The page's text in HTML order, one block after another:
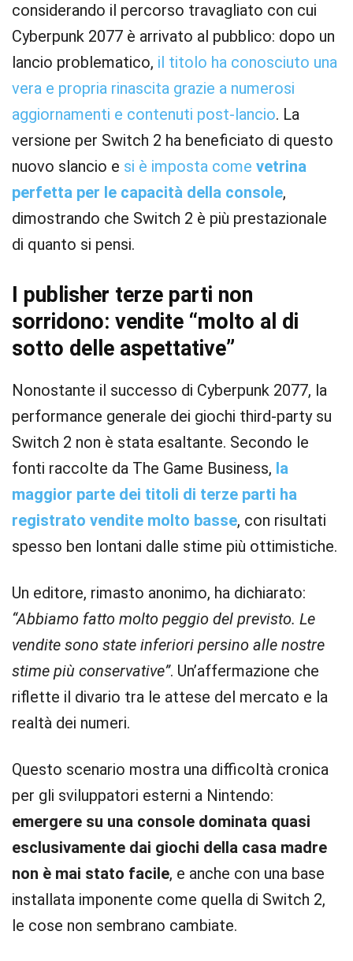
considerando il percorso travagliato con cui
Cyberpunk 2077 è arrivato al pubblico: dopo un
lancio problematico, il titolo ha conosciuto una
vera e propria rinascita grazie a numerosi
aggiornamenti e contenuti post-lancio. La
versione per Switch 2 ha beneficiato di questo
nuovo slancio e si è imposta come vetrina
perfetta per le capacità della console,
dimostrando che Switch 2 è più prestazionale
di quanto si pensi.
I publisher terze parti non
sorridono: vendite “molto al di
sotto delle aspettative”
Nonostante il successo di Cyberpunk 2077, la
performance generale dei giochi third-party su
Switch 2 non è stata esaltante. Secondo le
fonti raccolte da The Game Business, la
maggior parte dei titoli di terze parti ha
registrato vendite molto basse, con risultati
spesso ben lontani dalle stime più ottimistiche.
Un editore, rimasto anonimo, ha dichiarato:
“Abbiamo fatto molto peggio del previsto. Le
vendite sono state inferiori persino alle nostre
stime più conservative”. Un’affermazione che
riflette il divario tra le attese del mercato e la
realtà dei numeri.
Questo scenario mostra una difficoltà cronica
per gli sviluppatori esterni a Nintendo:
emergere su una console dominata quasi
esclusivamente dai giochi della casa madre
non è mai stato facile, e anche con una base
installata imponente come quella di Switch 2,
le cose non sembrano cambiate.